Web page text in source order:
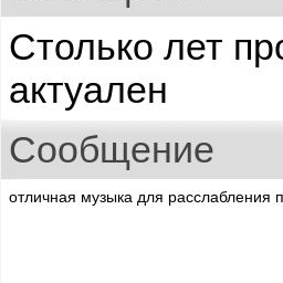
Столько лет
актуален
Сообщение
отличная музыка для расслабления